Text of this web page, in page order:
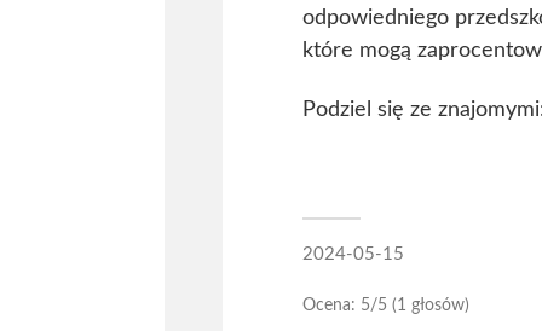
odpowiedniego
które mogą
Podziel się ze
2024-05-15
Ocena: 5/5 (1 głosów)